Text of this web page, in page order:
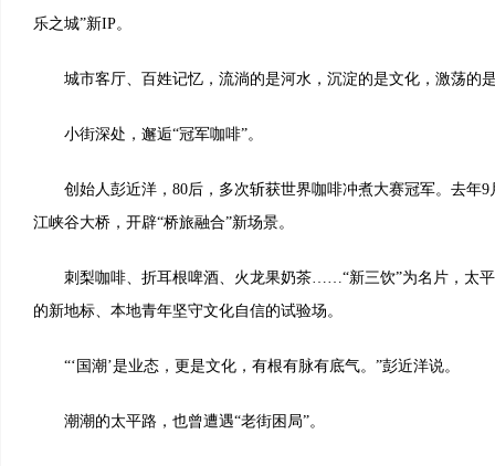
乐之城”新IP。
城市客厅、百姓记忆，流淌的是河水，沉淀的是文化，激荡的
小街深处，邂逅“冠军咖啡”。
创始人彭近洋，80后，多次斩获世界咖啡冲煮大赛冠军。去年9
江峡谷大桥，开辟“桥旅融合”新场景。
刺梨咖啡、折耳根啤酒、火龙果奶茶……“新三饮”为名片，太平
的新地标、本地青年坚守文化自信的试验场。
“‘国潮’是业态，更是文化，有根有脉有底气。”彭近洋说。
潮潮的太平路，也曾遭遇“老街困局”。